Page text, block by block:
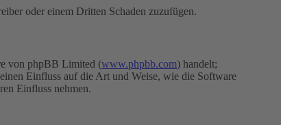
oder einem Dritten Schaden zuzufügen.
von phpBB Limited (www.phpbb.com) handelt;
Einfluss auf die Art und Weise, wie die Software
Einfluss nehmen.